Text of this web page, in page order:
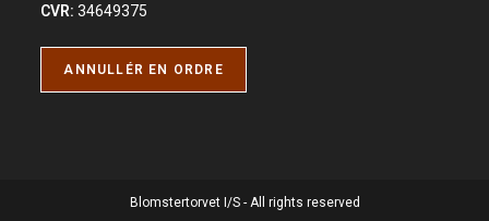
CVR: 34649375
ANNULLÉR EN ORDRE
Blomstertorvet I/S - All rights reserved